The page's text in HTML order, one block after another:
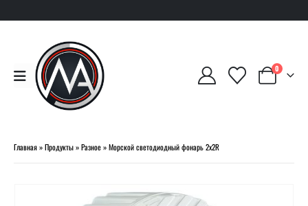
0
Главная»Продукты»Разное»Морской светодиодный фонарь 2х2R